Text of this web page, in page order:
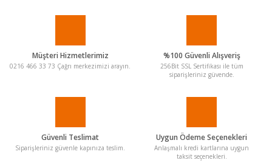
Müşteri Hizmetlerimiz
0216 466 33 73 Çağrı merkezimizi arayın.
%100 Güvenli Alışveriş
256Bit SSL Sertifikası ile tüm
siparişleriniz güvende.
Güvenli Teslimat
Siparişleriniz güvenle kapınıza teslim.
Uygun Ödeme Seçenekleri
Anlaşmalı kredi kartlarına uygun
taksit seçenekleri.